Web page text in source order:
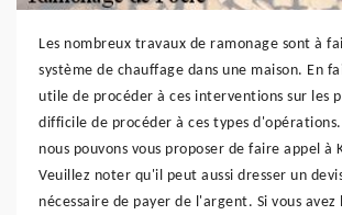
Les nombreux travaux de ramonage sont à
système de chauffage dans une maison. En
utile de procéder à ces interventions sur les
difficile de procéder à ces types
nous pouvons vous proposer de faire appel à
Veuillez noter qu'il peut aussi dresser un
nécessaire de payer de l'argent. Si vous avez